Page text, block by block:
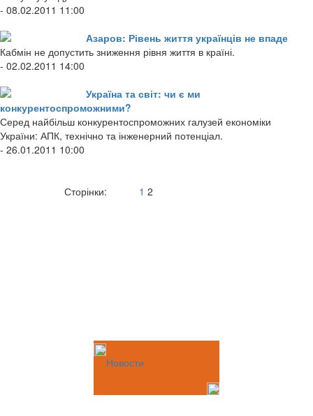
- 08.02.2011 11:00
Азаров: Рівень життя українців не впаде
Кабмін не допустить зниження рівня життя в країні.
- 02.02.2011 14:00
Україна та світ: чи є ми
конкурентоспроможними?
Серед найбільш конкурентоспроможних галузей економіки
України: АПК, технічно та інженерний потенціал.
- 26.01.2011 10:00
Сторінки: 1 2
Новости